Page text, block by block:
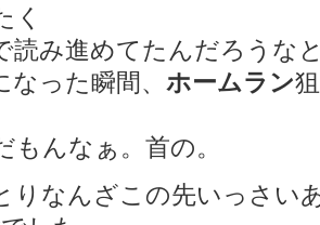
く
読み進めてたんだろうな
った瞬間、 ホームラン
んなぁ。首の。
なんざこの先いっさい